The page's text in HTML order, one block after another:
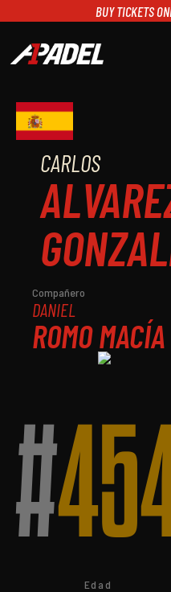
BUY TICKETS
CARLOS
Compañero
DANIEL
ROMO MACÍA
#
Edad